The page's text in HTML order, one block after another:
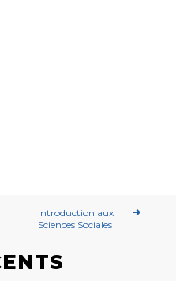
Introduction aux
Sciences Sociales